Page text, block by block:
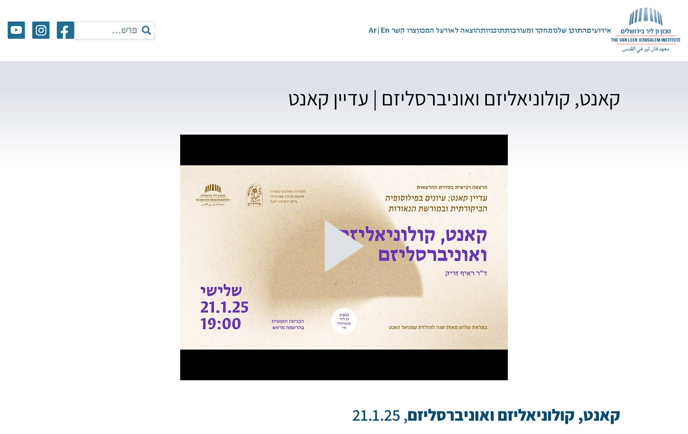
אירועיםהתוכן שלנומחקר ומעורבותתוכניותהוצאה לאורעל המכוןצרו קשר En
|
Ar
קאנט, קולוניאליזם ואוניברסליזם | עדיין קאנט
קאנט, קולוניאליזם ואוניברסליזם, 21.1.25